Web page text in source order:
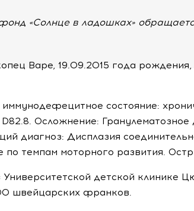
«Солнце в ладошках»
Варе, 19.09.2015 года
состояние:
Осложнение:
диагноз: Дисплазия
по темпам моторного развития.
Университетской детской клинике
швейцарских франков.